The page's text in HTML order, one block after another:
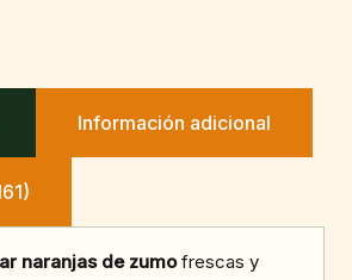
Información adicional
naranjas de zumofrescas y